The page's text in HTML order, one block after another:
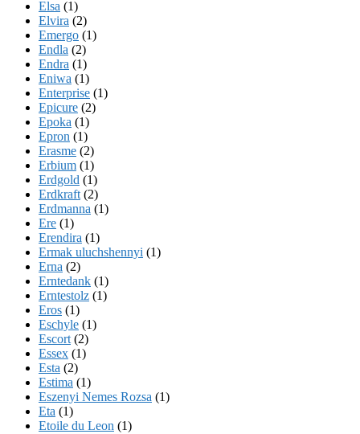
Elsa (1)
Elvira (2)
Emergo (1)
Endla (2)
Endra (1)
Eniwa (1)
Enterprise (1)
Epicure (2)
Epoka (1)
Epron (1)
Erasme (2)
Erbium (1)
Erdgold (1)
Erdkraft (2)
Erdmanna (1)
Ere (1)
Erendira (1)
Ermak uluchshennyi (1)
Erna (2)
Erntedank (1)
Erntestolz (1)
Eros (1)
Eschyle (1)
Escort (2)
Essex (1)
Esta (2)
Estima (1)
Eszenyi Nemes Rozsa (1)
Eta (1)
Etoile du Leon (1)